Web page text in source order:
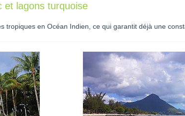
et lagons turquoise
tropiques en Océan Indien, ce qui garantit déjà une